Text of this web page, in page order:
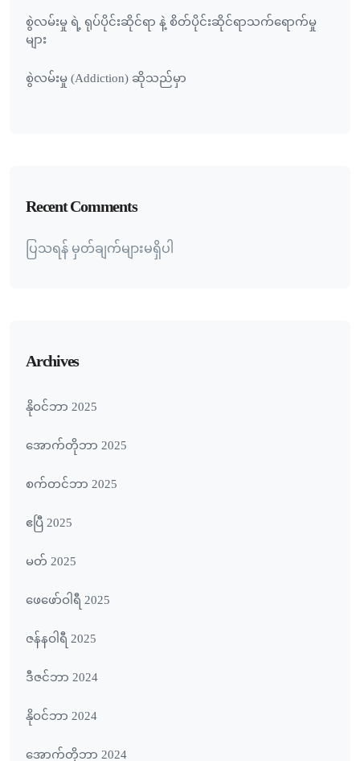
စွဲလမ်းမှု ရဲ့ ရုပ်ပိုင်းဆိုင်ရာ နဲ့ စိတ်ပိုင်းဆိုင်ရာသက်ရောက်မှု
များ
စွဲလမ်းမှု (Addiction) ဆိုသည်မှာ
Recent Comments
ပြသရန် မှတ်ချက်များမရှိပါ
Archives
နိုဝင်ဘာ 2025
အောက်တိုဘာ 2025
စက်တင်ဘာ 2025
ဧပြီ 2025
မတ် 2025
ဖေ‌ဖော်ဝါရီ 2025
ဇန်နဝါရီ 2025
ဒီဇင်ဘာ 2024
နိုဝင်ဘာ 2024